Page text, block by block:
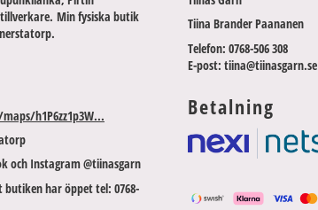
Min fysiska butik
h1P6zz1p3W...
och Instagram @tiinasgarn
har öppet tel: 0768-
Tiina Brander Paananen
Telefon: 0768-506 308
E-post: tiina@tiinasgarn.se
Betalning